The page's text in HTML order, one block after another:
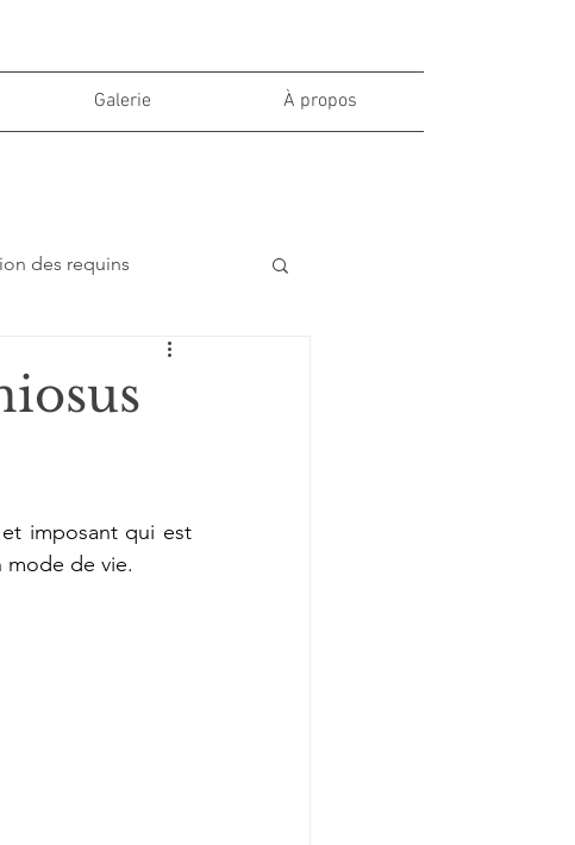
Galerie À propos
des requins
imposant qui est
mode de vie.